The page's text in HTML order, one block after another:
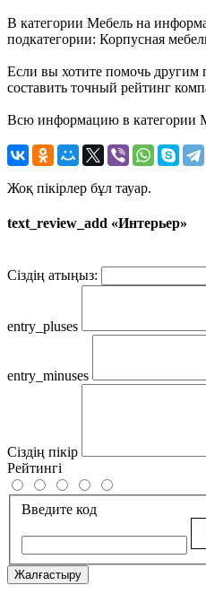
В категории Мебель на
подкатегории: Корпусная
Если вы хотите помочь другим
составить точный рейтинг
Всю информацию в категории
Жоқ пікірлер бұл тауар.
text_review_add «Интерьер»
Сіздің атыңыз:
entry_pluses
entry_minuses
Сіздің пікір
Рейтингі
Введите код
Жалғастыру